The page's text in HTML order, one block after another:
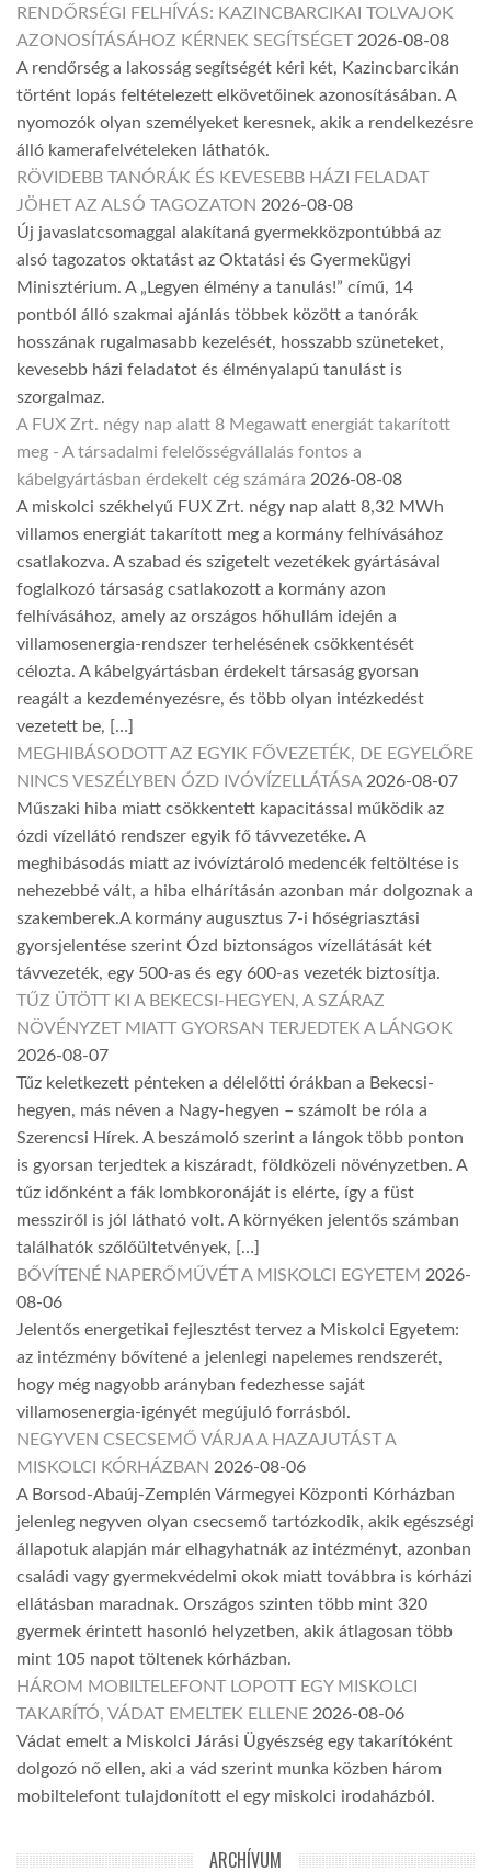
RENDŐRSÉGI FELHÍVÁS: KAZINCBARCIKAI TOLVAJOK
AZONOSÍTÁSÁHOZ KÉRNEK SEGÍTSÉGET 2026-08-08
A rendőrség a lakosság segítségét kéri két, Kazincbarcikán
történt lopás feltételezett elkövetőinek azonosításában. A
nyomozók olyan személyeket keresnek, akik a rendelkezésre
álló kamerafelvételeken láthatók.
RÖVIDEBB TANÓRÁK ÉS KEVESEBB HÁZI FELADAT
JÖHET AZ ALSÓ TAGOZATON 2026-08-08
Új javaslatcsomaggal alakítaná gyermekközpontúbbá az
alsó tagozatos oktatást az Oktatási és Gyermekügyi
Minisztérium. A „Legyen élmény a tanulás!” című, 14
pontból álló szakmai ajánlás többek között a tanórák
hosszának rugalmasabb kezelését, hosszabb szüneteket,
kevesebb házi feladatot és élményalapú tanulást is
szorgalmaz.
A FUX Zrt. négy nap alatt 8 Megawatt energiát takarított
meg - A társadalmi felelősségvállalás fontos a
kábelgyártásban érdekelt cég számára 2026-08-08
A miskolci székhelyű FUX Zrt. négy nap alatt 8,32 MWh
villamos energiát takarított meg a kormány felhívásához
csatlakozva. A szabad és szigetelt vezetékek gyártásával
foglalkozó társaság csatlakozott a kormány azon
felhívásához, amely az országos hőhullám idején a
villamosenergia-rendszer terhelésének csökkentését
célozta. A kábelgyártásban érdekelt társaság gyorsan
reagált a kezdeményezésre, és több olyan intézkedést
vezetett be, […]
MEGHIBÁSODOTT AZ EGYIK FŐVEZETÉK, DE EGYELŐRE
NINCS VESZÉLYBEN ÓZD IVÓVÍZELLÁTÁSA 2026-08-07
Műszaki hiba miatt csökkentett kapacitással működik az
ózdi vízellátó rendszer egyik fő távvezetéke. A
meghibásodás miatt az ivóvíztároló medencék feltöltése is
nehezebbé vált, a hiba elhárításán azonban már dolgoznak a
szakemberek.A kormány augusztus 7-i hőségriasztási
gyorsjelentése szerint Ózd biztonságos vízellátását két
távvezeték, egy 500-as és egy 600-as vezeték biztosítja.
TŰZ ÜTÖTT KI A BEKECSI-HEGYEN, A SZÁRAZ
NÖVÉNYZET MIATT GYORSAN TERJEDTEK A LÁNGOK
2026-08-07
Tűz keletkezett pénteken a délelőtti órákban a Bekecsi-
hegyen, más néven a Nagy-hegyen – számolt be róla a
Szerencsi Hírek. A beszámoló szerint a lángok több ponton
is gyorsan terjedtek a kiszáradt, földközeli növényzetben. A
tűz időnként a fák lombkoronáját is elérte, így a füst
messziről is jól látható volt. A környéken jelentős számban
találhatók szőlőültetvények, […]
BŐVÍTENÉ NAPERŐMŰVÉT A MISKOLCI EGYETEM 2026-
08-06
Jelentős energetikai fejlesztést tervez a Miskolci Egyetem:
az intézmény bővítené a jelenlegi napelemes rendszerét,
hogy még nagyobb arányban fedezhesse saját
villamosenergia-igényét megújuló forrásból.
NEGYVEN CSECSEMŐ VÁRJA A HAZAJUTÁST A
MISKOLCI KÓRHÁZBAN 2026-08-06
A Borsod-Abaúj-Zemplén Vármegyei Központi Kórházban
jelenleg negyven olyan csecsemő tartózkodik, akik egészségi
állapotuk alapján már elhagyhatnák az intézményt, azonban
családi vagy gyermekvédelmi okok miatt továbbra is kórházi
ellátásban maradnak. Országos szinten több mint 320
gyermek érintett hasonló helyzetben, akik átlagosan több
mint 105 napot töltenek kórházban.
HÁROM MOBILTELEFONT LOPOTT EGY MISKOLCI
TAKARÍTÓ, VÁDAT EMELTEK ELLENE 2026-08-06
Vádat emelt a Miskolci Járási Ügyészség egy takarítóként
dolgozó nő ellen, aki a vád szerint munka közben három
mobiltelefont tulajdonított el egy miskolci irodaházból.
ARCHÍVUM